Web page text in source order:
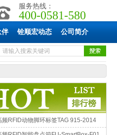
服务热线：
400-0581-580
伴 铨顺宏动态 公司简介
频RFID动物脚环标签TAG 915-2014